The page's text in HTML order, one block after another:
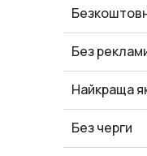
Без
Найкраща
Без черги